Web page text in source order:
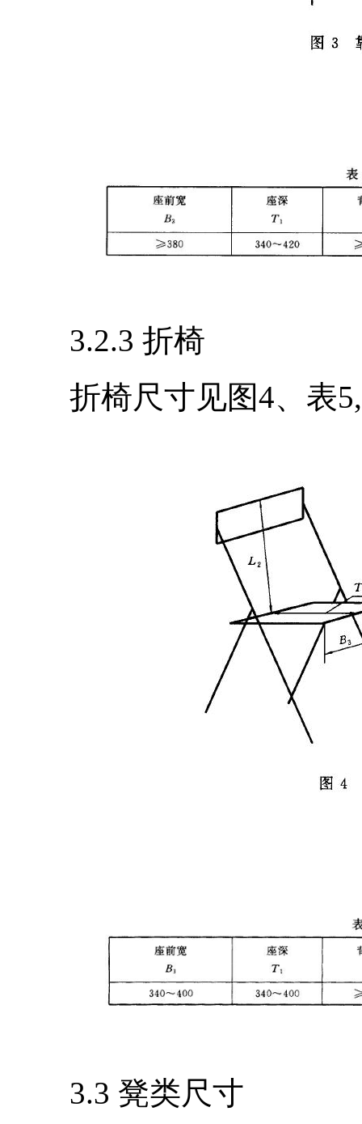
3.2.3 折椅
折椅尺寸见图4、表5,
3.3 凳类尺寸